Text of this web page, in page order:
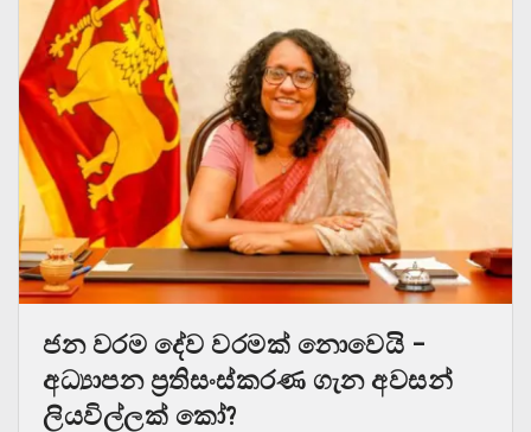
ජන වරම දේව වරමක් නොවෙයි –
අධ්‍යාපන ප්‍රතිසංස්කරණ ගැන අවසන්
ලියවිල්ලක් කෝ?